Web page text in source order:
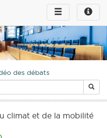
Toggle
infos
Toggle
navigation
des débats
climat et de la mobilité